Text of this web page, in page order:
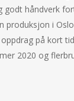
godt håndverk
produksjon i
på kort
2020 og